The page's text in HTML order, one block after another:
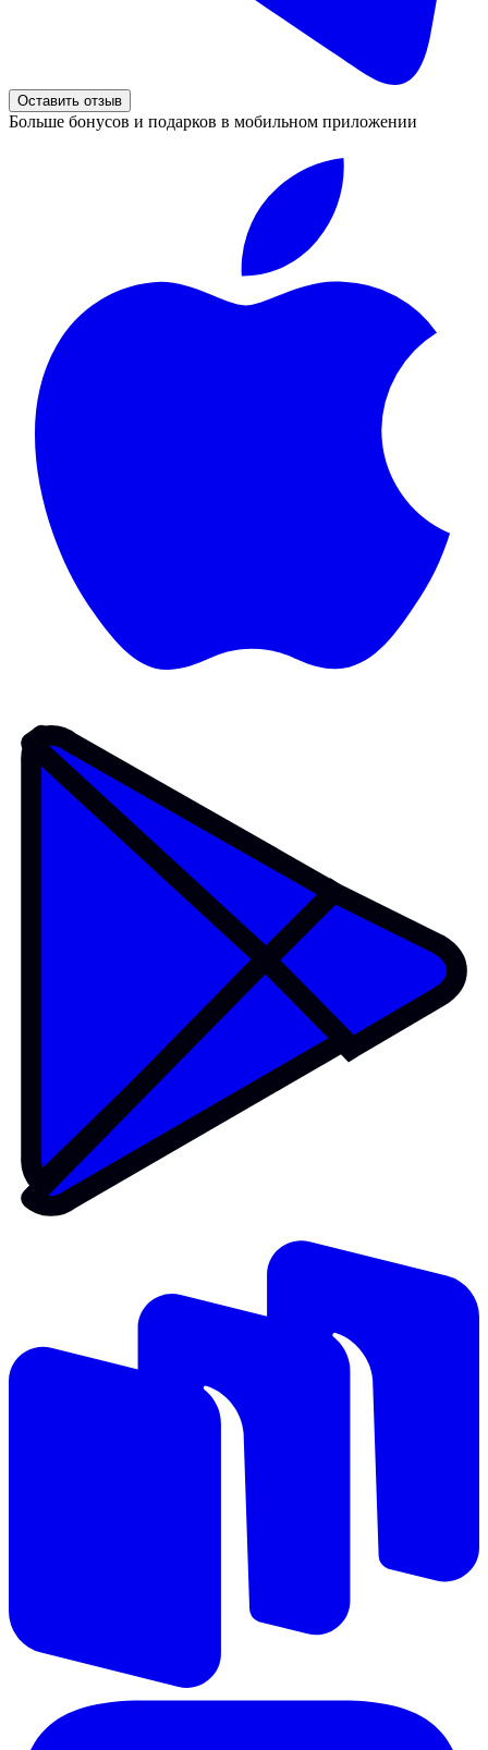
Оставить отзыв
Больше бонусов и подарков в мобильном приложении